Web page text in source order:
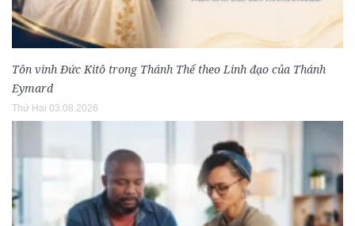
Tôn vinh Đức Kitô trong Thánh Thể theo Linh đạo của Thánh
Eymard
Thứ Hai 03.08.2026